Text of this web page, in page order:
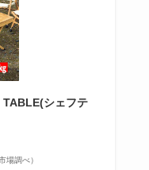
シェフテ
場調べ）